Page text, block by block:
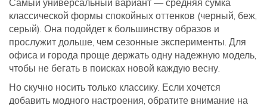
Самый универсальный вариант — средняя сумка
классической формы спокойных оттенков (черный, беж,
серый). Она подойдет к большинству образов и
прослужит дольше, чем сезонные эксперименты. Для
офиса и города проще держать одну надежную модель,
чтобы не бегать в поисках новой каждую весну.
Но скучно носить только классику. Если хочется
добавить модного настроения, обратите внимание на